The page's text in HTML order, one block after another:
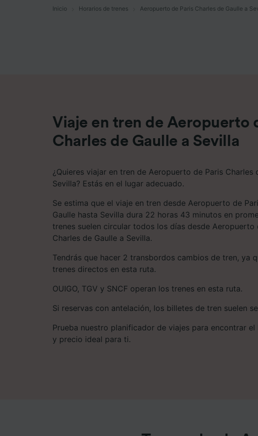
Inicio Horarios de trenes Aeropuerto de Paris Charles de Gaulle a
Viaje en tren de Aeropuerto
Charles de Gaulle a Sevilla
¿Quieres viajar en tren de Aeropuerto de Paris Charles
Sevilla? Estás en el lugar adecuado.
Se estima que el viaje en tren desde Aeropuerto de
Gaulle hasta Sevilla dura 22 horas 43 minutos en
trenes suelen circular todos los días desde Aeropuerto
Charles de Gaulle a Sevilla.
Tendrás que hacer 2 transbordos cambios de tren, ya
trenes directos en esta ruta.
OUIGO, TGV y SNCF operan los trenes en esta ruta.
Si reservas con antelación, los billetes de tren suelen
Prueba nuestro planificador de viajes para encontrar
y precio ideal para ti.
Lista de